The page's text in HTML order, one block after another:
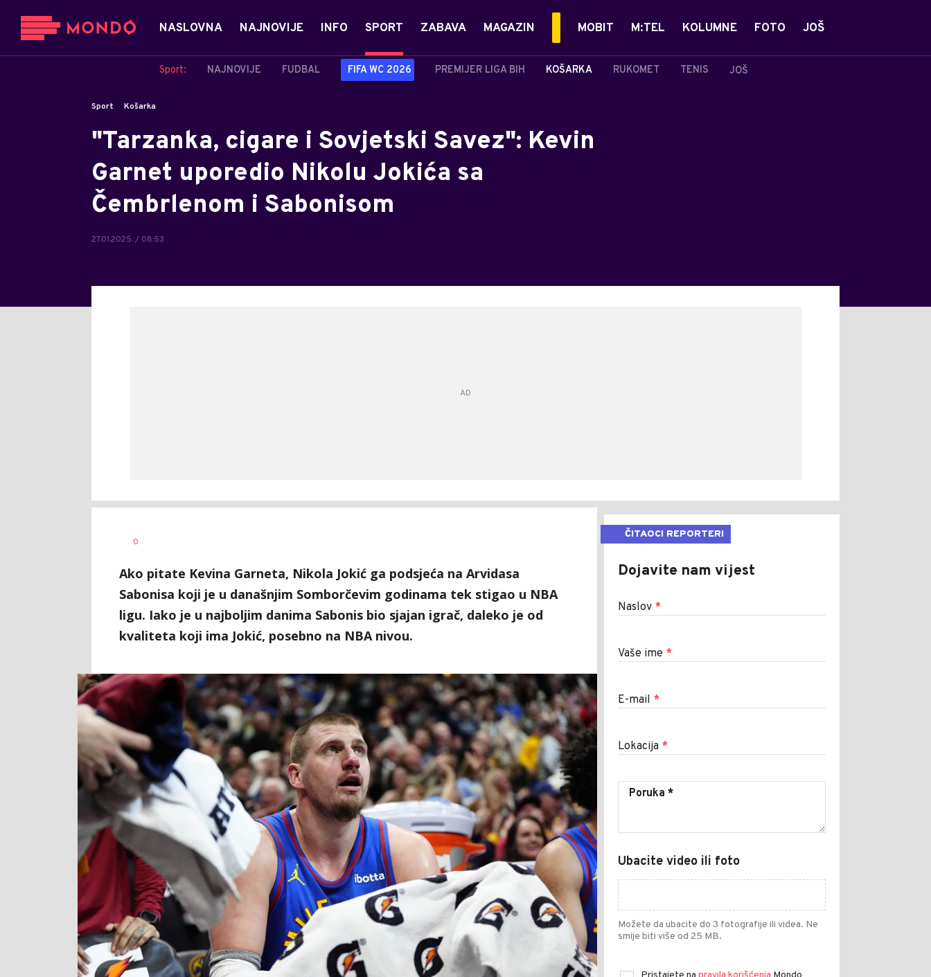
NASLOVNA NAJNOVIJE INFO SPORT
Sport: NAJNOVIJE FUDBAL FIFA WC 2026 PREMIJER LIGA BIH KOŠARKA RUKOMET TENIS JOŠ
ZABAVA MAGAZIN MOBIT M:TEL KOLUMNE FOTO JOŠ
Sport Košarka
"Tarzanka, cigare i Sovjetski Savez": Kevin
Garnet uporedio Nikolu Jokića sa
Čembrlenom i Sabonisom
27.01.2025. / 08:53
AUTOR
0
Ako pitate Kevina Garneta, Nikola Jokić ga podsjeća na Arvidasa
Sabonisa koji je u današnjim Somborčevim godinama tek stigao u NBA
ligu. Iako je u najboljim danima Sabonis bio sjajan igrač, daleko je od
kvaliteta koji ima Jokić, posebno na NBA nivou.
ČITAOCI REPORTERI
Dojavite nam vijest
Naslov *
Vaše ime *
E-mail *
Lokacija *
Ubacite video ili foto
Možete da ubacite do 3 fotografije ili videa. Ne
smije biti više od 25 MB.